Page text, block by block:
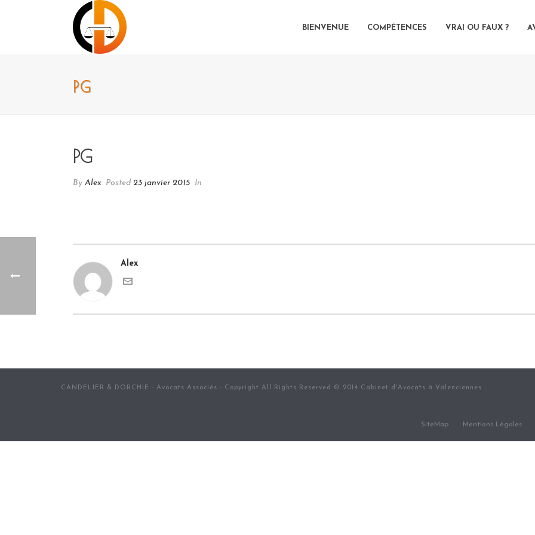
BIENVENUE COMPÉTENCES VRAI OU FAUX ?
PG
PG
By Alex Posted 23 janvier 2015 In
Alex
CANDELIER & DORCHIE - Avocats Associés - Copyright All Rights Reserved © 2014 Cabinet d'Avocats à Valenciennes
SiteMap Mentions Légales